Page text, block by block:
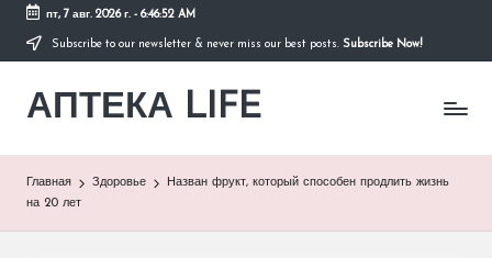
Перейти
содержимому
пт, 7 авг. 2026 г.- 6:46:52 AM
Subscribe to our newsletter & never miss our best posts. Subscribe Now!
АПТЕКА LIFE
сайт
здоровом
Главная Здоровье
Назван фрукт, который способен продлить жизнь
на 20 лет